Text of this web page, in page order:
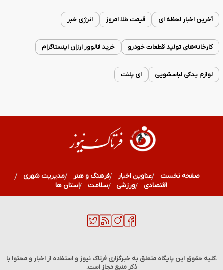
آخرین اخبار لحظه ای قیمت طلا امروز انرژی خبر
کارخانه‌های تولید قطعات خودرو خرید فالوور ارزان اینستاگرام
لوازم یدکی لباسشویی ای پلنت
صفحه نخست عناوین اخبار فرهنگ و هنر
مدیریت شهری
اقتصادی
ورزشی سلامت استان ها
.کلیه حقوق این پایگاه متعلق به خبرگزاریفرتاک نیوزو استفاده از اخبار و محتوا با
ذکر منبع مجاز است.